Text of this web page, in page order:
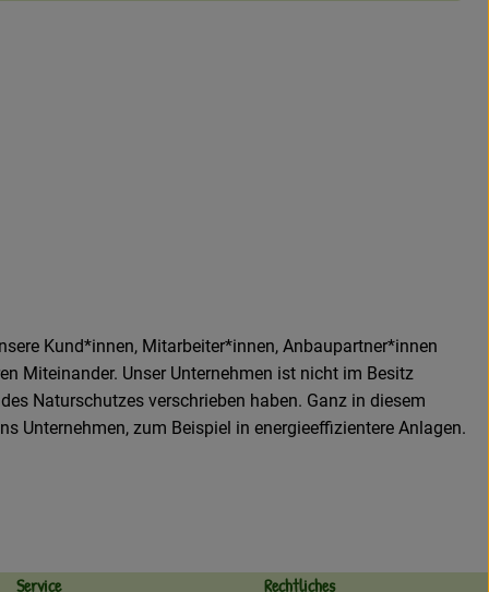
Kund*innen, Mitarbeiter*innen, Anbaupartner*innen
Miteinander. Unser Unternehmen ist nicht im Besitz
Naturschutzes verschrieben haben. Ganz in diesem
Unternehmen, zum Beispiel in energieeffizientere Anlagen.
Service Rechtliches